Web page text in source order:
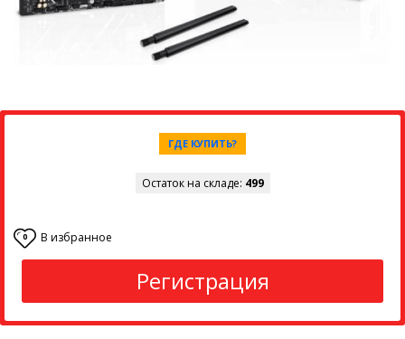
ГДЕ КУПИТЬ?
Остаток на складе: 499
0 В избранное
Регистрация